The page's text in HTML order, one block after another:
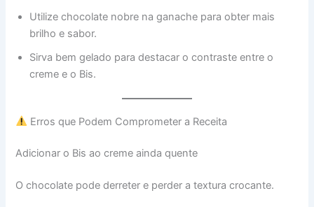
Utilize chocolate nobre na ganache para obter mais
brilho e sabor.
Sirva bem gelado para destacar o contraste entre o
creme e o Bis.
Erros que Podem Comprometer a Receita
Adicionar o Bis ao creme ainda quente
O chocolate pode derreter e perder a textura crocante.